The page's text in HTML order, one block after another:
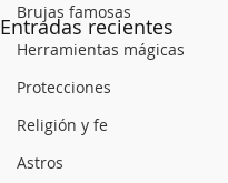
Brujas famosas
Herramientas mágicas
Protecciones
Religión y fe
Astros
Entradas recientes